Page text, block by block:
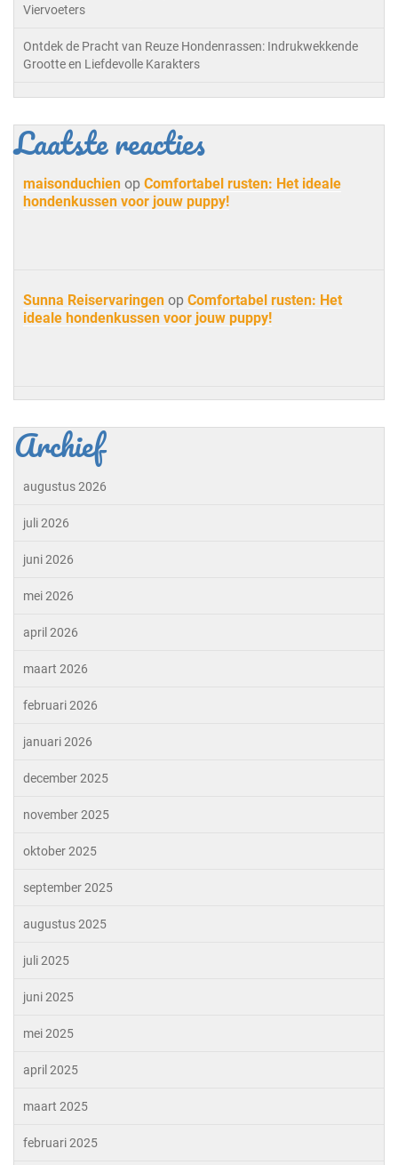
Viervoeters
Ontdek de Pracht van Reuze Hondenrassen: Indrukwekkende
Grootte en Liefdevolle Karakters
Laatste reacties
maisonduchien op Comfortabel rusten: Het ideale
hondenkussen voor jouw puppy!
Sunna Reiservaringen op Comfortabel rusten: Het
ideale hondenkussen voor jouw puppy!
Archief
augustus 2026
juli 2026
juni 2026
mei 2026
april 2026
maart 2026
februari 2026
januari 2026
december 2025
november 2025
oktober 2025
september 2025
augustus 2025
juli 2025
juni 2025
mei 2025
april 2025
maart 2025
februari 2025